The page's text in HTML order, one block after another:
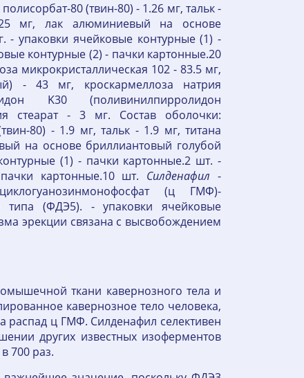
80 (твин-80) - 1.26 мг, тальк -
мг, лак алюминиевый на основе
- упаковки ячейковые контурные (1) -
контурные (2) - пачки картонные.20
микрокристаллическая 102 - 83.5 мг,
- 43 мг, кроскармеллоза натрия
K30 (поливинилпирролидон
стеарат - 3 мг. Состав оболочки:
80) - 1.9 мг, тальк - 1.9 мг, титана
на основе бриллиантовый голубой
(1) - пачки картонные.2 шт. -
картонные.10 шт. Силденафил -
(ц ГМФ)-
типа (ФДЭ5). - упаковки ячейковые
эрекции связана с высвобождением
ткани кавернозного тела и
кавернозное тело человека,
распад ц ГМФ. Силденафил селективен
других известных изоферментов
700 раз.